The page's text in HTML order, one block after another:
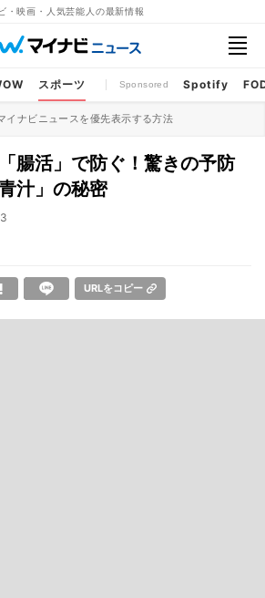
・映画・人気芸能人の最新情報
スポーツ Sponsored Spotify
イナビニュースを優先表示する方法
腸活」で防ぐ！驚きの予防
汁」の秘密
URLをコピー